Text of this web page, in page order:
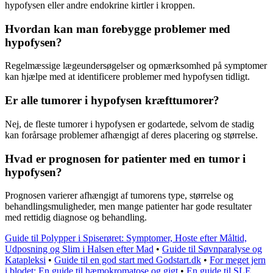
hypofysen eller andre endokrine kirtler i kroppen.
Hvordan kan man forebygge problemer med
hypofysen?
Regelmæssige lægeundersøgelser og opmærksomhed på symptomer
kan hjælpe med at identificere problemer med hypofysen tidligt.
Er alle tumorer i hypofysen kræfttumorer?
Nej, de fleste tumorer i hypofysen er godartede, selvom de stadig
kan forårsage problemer afhængigt af deres placering og størrelse.
Hvad er prognosen for patienter med en tumor i
hypofysen?
Prognosen varierer afhængigt af tumorens type, størrelse og
behandlingsmuligheder, men mange patienter har gode resultater
med rettidig diagnose og behandling.
Guide til Polypper i Spiserøret: Symptomer, Hoste efter Måltid,
Udposning og Slim i Halsen efter Mad • Guide til Søvnparalyse og
Katapleksi • Guide til en god start med Godstart.dk • For meget jern